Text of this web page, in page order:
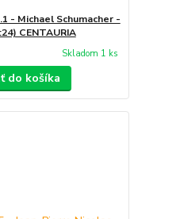
- Michael Schumacher -
CENTAURIA
Skladom 1 ks
do košíka